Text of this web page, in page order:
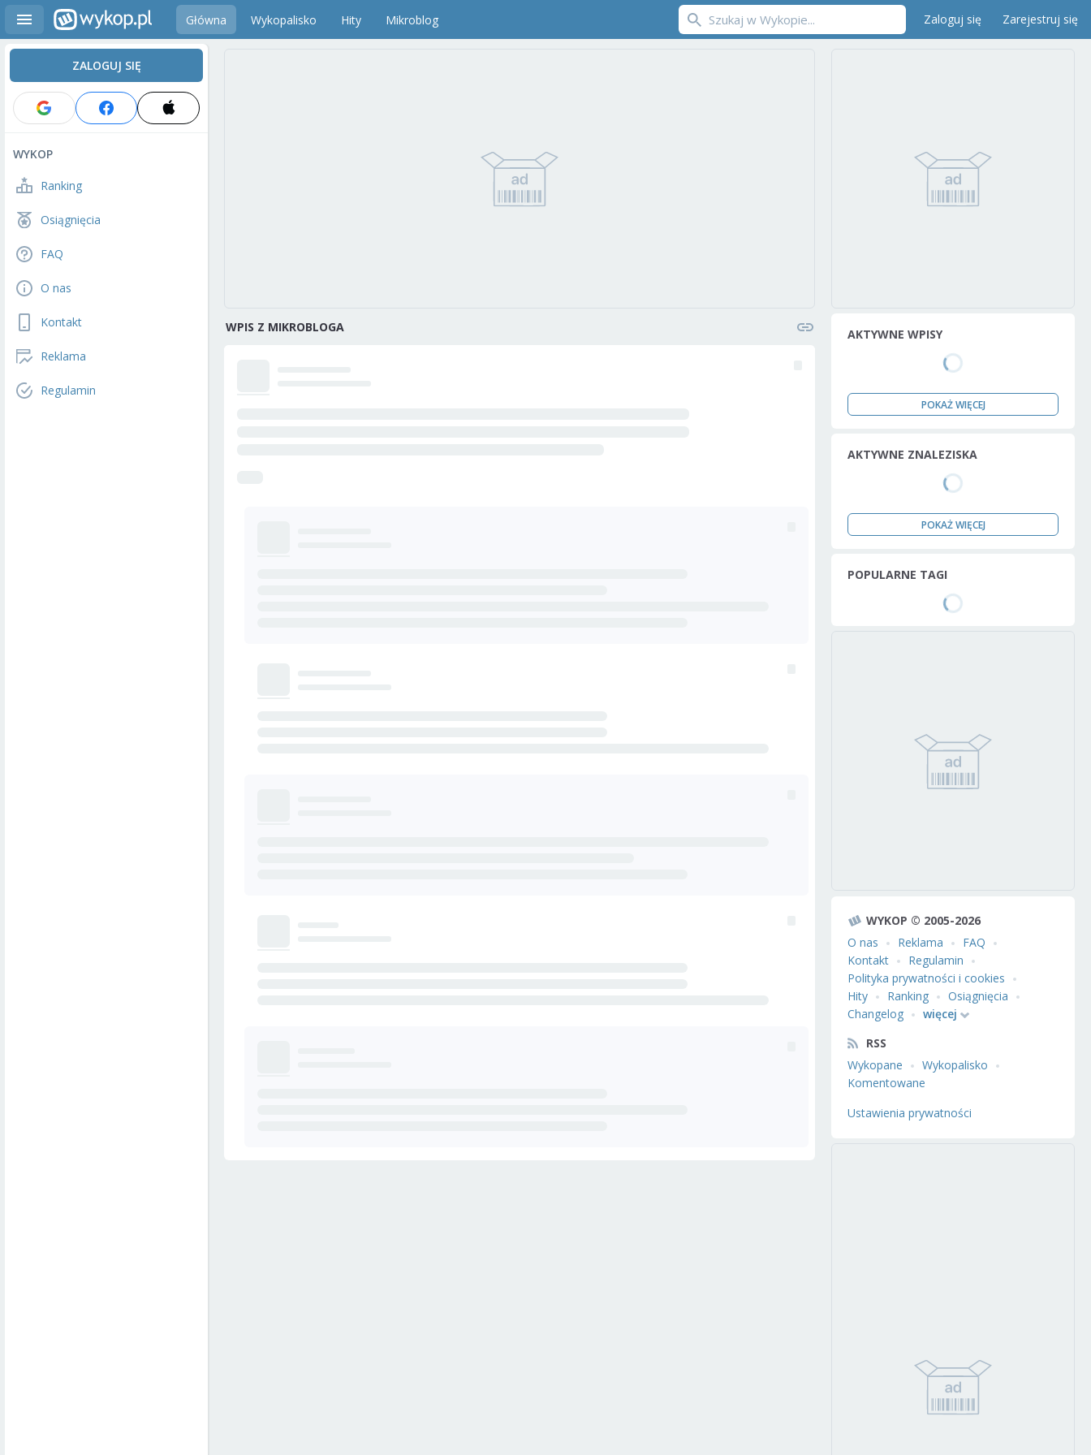
Główna Wykopalisko Hity Mikroblog Zaloguj się Zarejestruj się
ZALOGUJ SIĘ
WYKOP
Ranking
Osiągnięcia
FAQ
O nas
Kontakt
Reklama
Regulamin
WPIS Z MIKROBLOGA AKTYWNE WPISY
POKAŻ WIĘCEJ
AKTYWNE ZNALEZISKA
POKAŻ WIĘCEJ
POPULARNE TAGI
WYKOP © 2005-2026
O nas
Reklama
FAQ
Kontakt
Regulamin
Polityka prywatności i cookies
Hity
Ranking
Osiągnięcia
Changelog
więcej
RSS
Wykopane
Wykopalisko
Komentowane
Ustawienia prywatności